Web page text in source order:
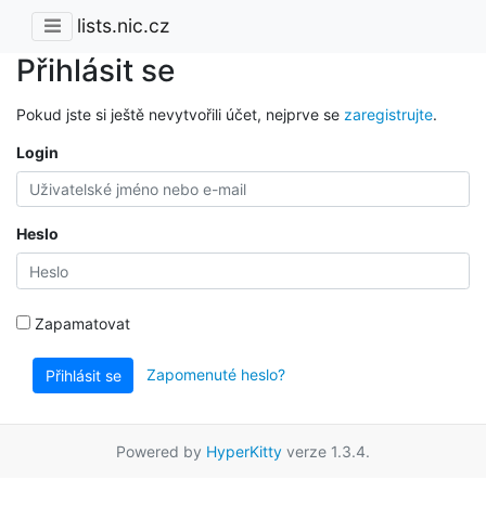
lists.nic.cz
Přihlásit se
Pokud jste si ještě nevytvořili účet, nejprve se zaregistrujte.
Login
Heslo
Zapamatovat
Přihlásit se Zapomenuté heslo?
Powered by HyperKitty verze 1.3.4.